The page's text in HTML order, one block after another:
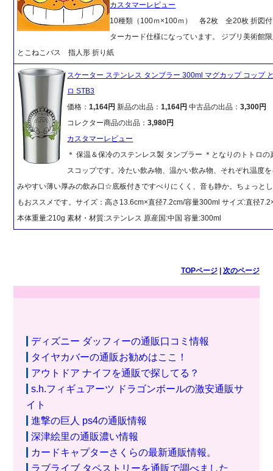
カスタマーレビュー
10種類（100ｍ×100ｍ） 各2枚 全20枚 折図付
ターカード仕様になっています。 ジブリ美術館
とこねこバス 指人形 折り紙
スケーター ステンレス タンブラー 300ml マグカップ コップ
ロ STB3
価格：1,164円新品の出品：1,164円 中古品の出品：3,300円
コレクター商品の出品：3,980円
カスタマーレビュー
＊ 保温＆保冷のステンレス製 タンブラー ＊となりのトトロの
スコップです。冷たい飲み物、温かい飲み物、それぞれ温度
みやすい薄い厚みの飲み口☆底板付きですべりにくく、音も静か。ちょっと
もおススメです。サイズ：高さ13.6cm×直径7.2cm/容量300ml サイズ:直径
本体重量:210g 素材・材質:ステンレス 原産国:中国 容量:300ml
TOPページ| 次のページ
ディズニー ダッフィーの通販口コミ情報
タイヤカバーの通販お勧めはここ！
アウトドア ナイフを通販で探してる？
s.h.フィギュアーツ ドラゴンボールの激安通販サ
イト
進撃の巨人 ps4の通販情報
深津絵里の通販濃い情報
カードキャプターさくらの最新通販情報。
ラブライブ タペストリーを通販で調べました